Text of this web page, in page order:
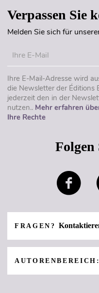
Verpassen Sie
Melden Sie sich für
Ihre E-Mail-Adresse wird
die Newsletter der Éditions
jederzeit den in der
nutzen.. Mehr erfahren
Ihre Rechte
Folgen
FRAGEN?